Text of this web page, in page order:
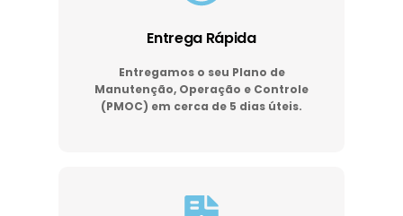
Entrega Rápida
Entregamos o seu Plano de
Manutenção, Operação e Controle
(PMOC) em cerca de 5 dias úteis.